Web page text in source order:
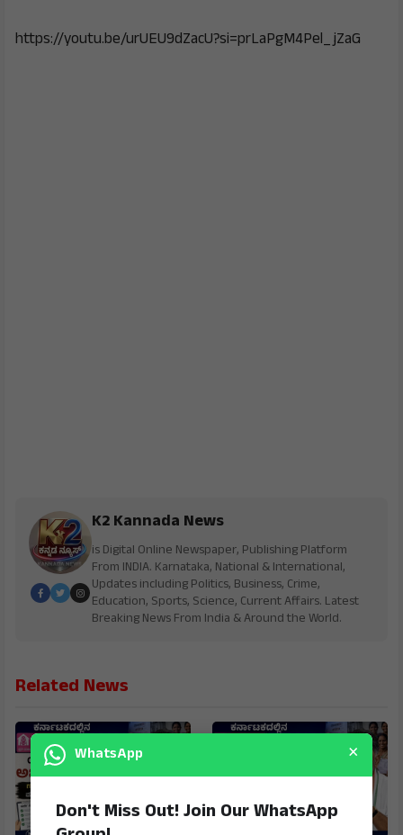
https://youtu.be/urUEU9dZacU?si=prLaPgM4Pel_jZaG
K2 Kannada News
is Digital Online Newspaper, Publishing Platform
From INDIA. Karnataka, National & International,
Updates including Politics, Business, Crime,
Education, Sports, Science, Current Affairs. Latest
Breaking News From India & Around the World.
Related News
WhatsApp ×
Don't Miss Out! Join Our WhatsApp